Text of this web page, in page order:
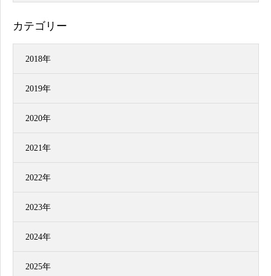
カテゴリー
2018年
2019年
2020年
2021年
2022年
2023年
2024年
2025年